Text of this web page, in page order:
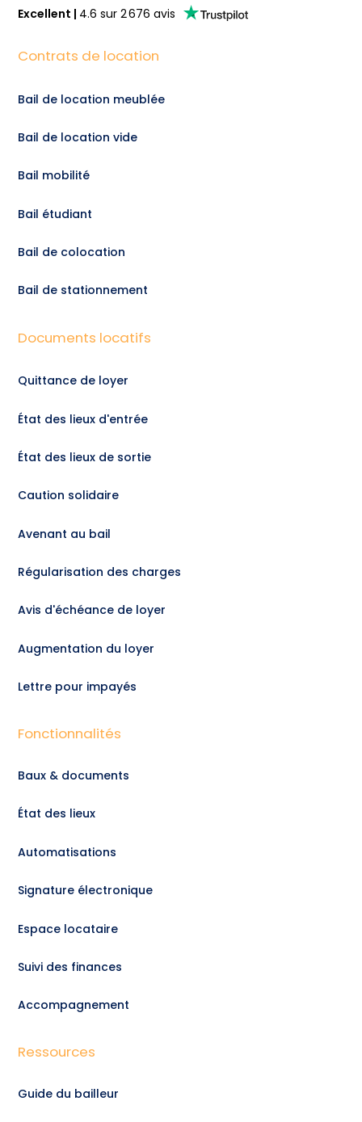
Excellent | 4.6 sur2 676 avis
Contrats de location
Bail de location meublée
Bail de location vide
Bail mobilité
Bail étudiant
Bail de colocation
Bail de stationnement
Documents locatifs
Quittance de loyer
État des lieux d'entrée
État des lieux de sortie
Caution solidaire
Avenant au bail
Régularisation des charges
Avis d'échéance de loyer
Augmentation du loyer
Lettre pour impayés
Fonctionnalités
Baux & documents
État des lieux
Automatisations
Signature électronique
Espace locataire
Suivi des finances
Accompagnement
Ressources
Guide du bailleur